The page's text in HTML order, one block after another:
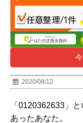
2020/08/12
「0120362633」
あったあなた。